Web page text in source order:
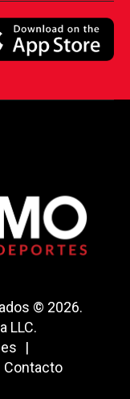
© 2026.
LLC.
Contacto